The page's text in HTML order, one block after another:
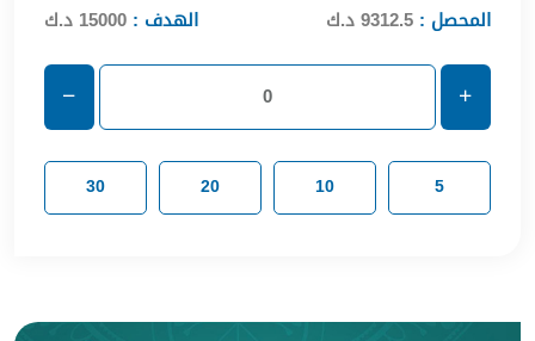
المحصل : 9312.5 د.ك الهدف : 15000 د.ك
5
10
20
30